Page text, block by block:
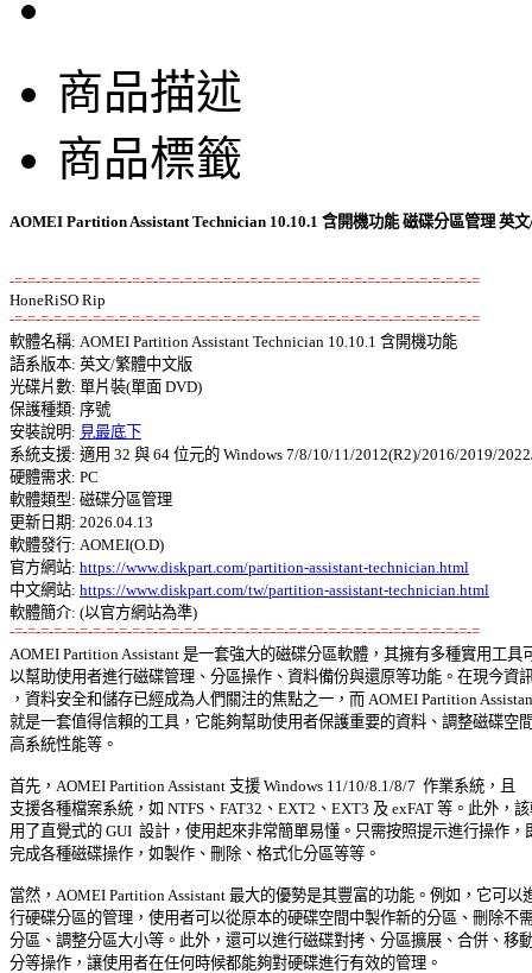
商品描述
商品標籤
AOMEI Partition Assistant Technician 10.10.1 含開機功能 磁碟分區管理 英
-=-=-=-=-=-=-=-=-=-=-=-=-=-=-=-=-=-=-=-=-=-=-=-=-=-=-=-=-=-=-=-=-=-=-=-=
-=-=-=-=-=-=-=-=-=-=-=-=-=-=-=-=-=-=-=-=-=-=-=-=-=-=-=-=-=-=-=-=-=-=-=-=
軟體名稱: AOMEI Partition Assistant Technician 10.10.1 含開機功能
語系版本: 英文/繁體中文版
光碟片數: 單片裝(單面 DVD)
保護種類: 序號
安裝說明: 見最底下
系統支援: 適用 32 與 64 位元的 Windows 7/8/10/11/2012(R2)/2016/2019/
硬體需求: PC
軟體類型: 磁碟分區管理
更新日期: 2026.04.13
軟體發行: AOMEI(O.D)
官方網站: https://www.diskpart.com/partition-assistant-technician.html
中文網站: https://www.diskpart.com/tw/partition-assistant-technician.html
-=-=-=-=-=-=-=-=-=-=-=-=-=-=-=-=-=-=-=-=-=-=-=-=-=-=-=-=-=-=-=-=-=-=-=-=
AOMEI Partition Assistant 是一套強大的磁碟分區軟體，其擁有多種實用工具
以幫助使用者進行磁碟管理、分區操作、資料備份與還原等功能。在現今資
，資料安全和儲存已經成為人們關注的焦點之一，而 AOMEI Partition
就是一套值得信賴的工具，它能夠幫助使用者保護重要的資料、調整磁碟空
高系統性能等。
首先，AOMEI Partition Assistant 支援 Windows 11/10/8.1/8/7  作業系統，且
支援各種檔案系統，如 NTFS、FAT32、EXT2、EXT3 及 exFAT 等。此外，
用了直覺式的 GUI  設計，使用起來非常簡單易懂。只需按照提示進行操作，
完成各種磁碟操作，如製作、刪除、格式化分區等等。
當然，AOMEI Partition Assistant 最大的優勢是其豐富的功能。例如，它可以
行硬碟分區的管理，使用者可以從原本的硬碟空間中製作新的分區、刪除不
分區、調整分區大小等。此外，還可以進行磁碟對拷、分區擴展、合併、移
分等操作，讓使用者在任何時候都能夠對硬碟進行有效的管理。